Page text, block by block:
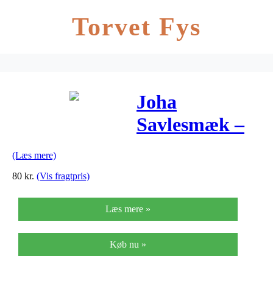
Torvet Fys
Joha
Savlesmæk –
(Læs mere)
80 kr. (Vis fragtpris)
Læs mere »
Køb nu »